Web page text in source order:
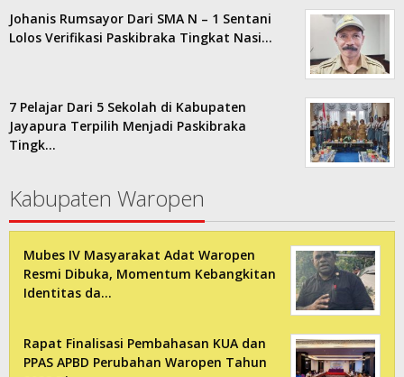
Johanis Rumsayor Dari SMA N – 1 Sentani
Lolos Verifikasi Paskibraka Tingkat Nasi…
7 Pelajar Dari 5 Sekolah di Kabupaten
Jayapura Terpilih Menjadi Paskibraka
Tingk…
Kabupaten Waropen
Mubes IV Masyarakat Adat Waropen
Resmi Dibuka, Momentum Kebangkitan
Identitas da…
Rapat Finalisasi Pembahasan KUA dan
PPAS APBD Perubahan Waropen Tahun